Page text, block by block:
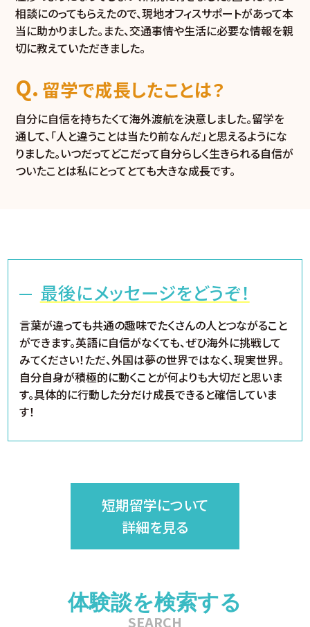
相談にのってもらえたので、現地オフィスサポートがあって本
当に助かりました。また、交通事情や生活に必要な情報を親
切に教えていただきました。
留学で成長したことは？
自分に自信を持ちたくて海外渡航を決意しました。留学を
通して、「人と違うことは当たり前なんだ」と思えるようにな
りました。いつだってどこだって自分らしく生きられる自信が
ついたことは私にとってとても大きな成長です。
最後にメッセージをどうぞ！
言葉が違っても共通の趣味でたくさんの人とつながること
ができます。英語に自信がなくても、ぜひ海外に挑戦して
みてください！ただ、外国は夢の世界ではなく、現実世界。
自分自身が積極的に動くことが何よりも大切だと思いま
す。具体的に行動した分だけ成長できると確信していま
す！
短期留学について
詳細を見る
体験談を検索する
SEARCH